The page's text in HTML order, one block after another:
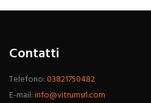
Contatti
Telefono:03821750482
E-mail:info@vitrumsrl.com